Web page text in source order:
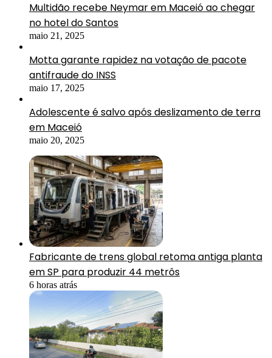
Multidão recebe Neymar em Maceió ao chegar
no hotel do Santos
maio 21, 2025
Motta garante rapidez na votação de pacote
antifraude do INSS
maio 17, 2025
Adolescente é salvo após deslizamento de terra
em Maceió
maio 20, 2025
Fabricante de trens global retoma antiga planta
em SP para produzir 44 metrôs
6 horas atrás